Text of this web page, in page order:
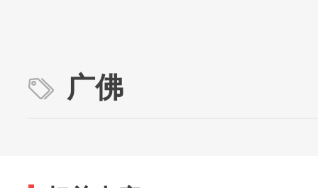
广佛